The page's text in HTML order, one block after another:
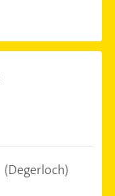
(Degerloch)